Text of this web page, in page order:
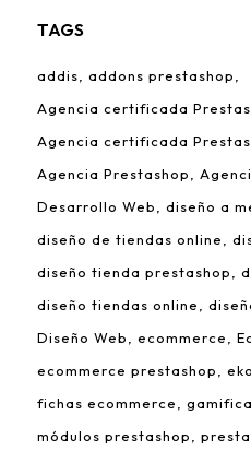
TAGS
addis
addons prestashop
Agencia certificada
Agencia certificada
Agencia Prestashop
Desarrollo Web
diseño a
diseño de tiendas online
diseño tienda prestashop
diseño tiendas online
Diseño Web
ecommerce
ecommerce prestashop
fichas ecommerce
módulos prestashop